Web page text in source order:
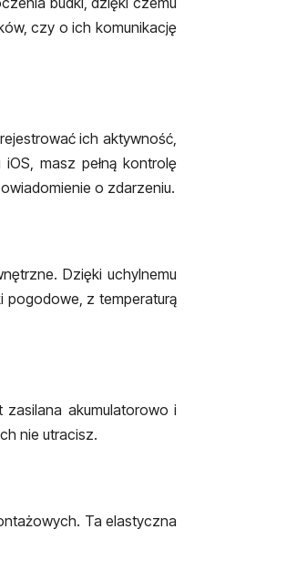
czy o ich komunikację
ich aktywność,
masz pełną kontrolę
o zdarzeniu.
Dzięki uchylnemu
pogodowe, z temperaturą
zasilana akumulatorowo i
nie utracisz.
Ta elastyczna